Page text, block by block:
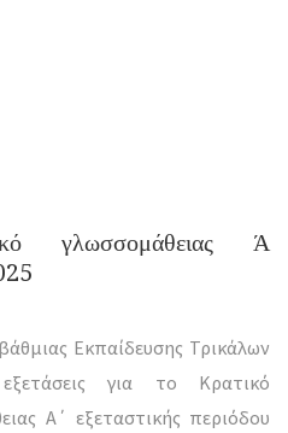
γλωσσομάθειας Ά
Εκπαίδευσης Τρικάλων
για το Κρατικό
Α΄ εξεταστικής περιόδου